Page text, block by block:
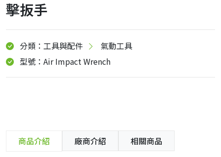
擊扳手
分類：工具與配件
氣動工具
型號：Air Impact Wrench
商品介紹 廠商介紹 相關商品